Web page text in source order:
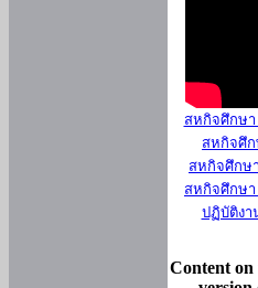
สหกิจศึกษ
สหกิจศึก
สหกิจศึกษ
สหกิจศึกษ
ปฏิบัติงา
Content on